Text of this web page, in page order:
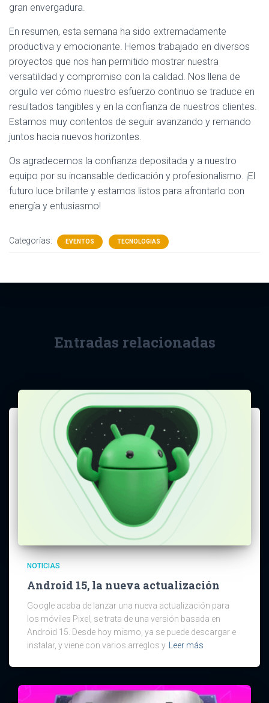
gran envergadura.
En resumen, esta semana ha sido extremadamente
productiva y emocionante. Hemos trabajado en diversos
proyectos que nos han permitido mostrar nuestra
versatilidad y compromiso con la calidad. Nos llena de
orgullo ver cómo nuestro esfuerzo continuo se traduce en
resultados tangibles y en la confianza de nuestros clientes.
Estamos muy contentos de seguir avanzando y remando
juntos hacia nuevos horizontes.
Os agradecemos la confianza depositada y a nuestro
equipo por su incansable dedicación y profesionalismo. ¡El
futuro luce brillante y estamos listos para afrontarlo con
energía y entusiasmo!
Categorías: EVENTOS TECNOLOGIAS
Entradas relacionadas
NOTICIAS
Android 15, la nueva actualización
Google acaba de lanzar una nueva actualización para
los móviles Pixel, se trata de una versión basada en
Android 15. Desde hoy mismo, ya se puede descargar e
instalar, y viene con varios arreglos y
Leer más